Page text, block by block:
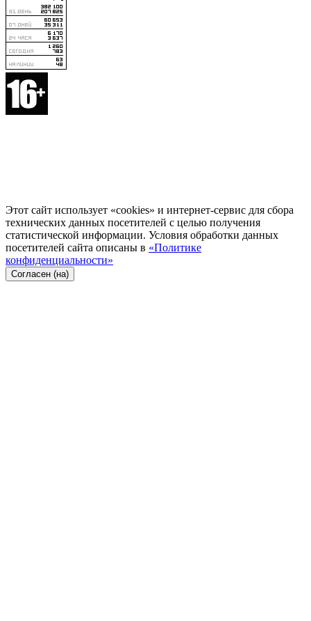
Этот сайт использует «cookies» и интернет-сервис для сбора
технических данных посетителей с целью получения
статистической информации. Условия обработки данных
посетителей сайта описаны в «Политике
конфиденциальности»
Согласен (на)